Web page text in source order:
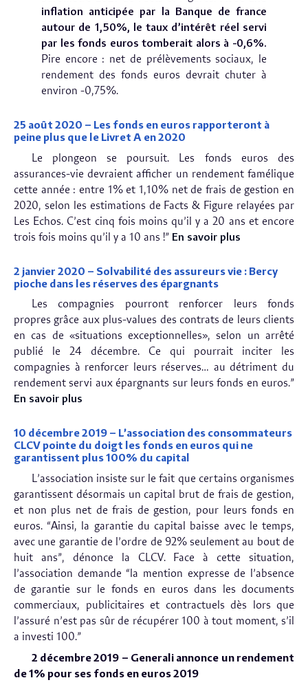
inflation anticipée par la Banque de france
autour de 1,50%, le taux d’intérêt réel servi
par les fonds euros tomberait alors à -0,6%.
Pire encore : net de prélèvements sociaux, le
rendement des fonds euros devrait chuter à
environ -0,75%.
25 août 2020 – Les fonds en euros rapporteront à
peine plus que le Livret A en 2020
Le plongeon se poursuit. Les fonds euros des
assurances-vie devraient afficher un rendement famélique
cette année : entre 1% et 1,10% net de frais de gestion en
2020, selon les estimations de Facts & Figure relayées par
Les Echos. C’est cinq fois moins qu’il y a 20 ans et encore
trois fois moins qu’il y a 10 ans !” En savoir plus
2 janvier 2020 – Solvabilité des assureurs vie : Bercy
pioche dans les réserves des épargnants
Les compagnies pourront renforcer leurs fonds
propres grâce aux plus-values des contrats de leurs clients
en cas de «situations exceptionnelles», selon un arrêté
publié le 24 décembre. Ce qui pourrait inciter les
compagnies à renforcer leurs réserves… au détriment du
rendement servi aux épargnants sur leurs fonds en euros.”
En savoir plus
10 décembre 2019 – L’association des consommateurs
CLCV pointe du doigt les fonds en euros qui ne
garantissent plus 100% du capital
L’association insiste sur le fait que certains organismes
garantissent désormais un capital brut de frais de gestion,
et non plus net de frais de gestion, pour leurs fonds en
euros. “Ainsi, la garantie du capital baisse avec le temps,
avec une garantie de l’ordre de 92% seulement au bout de
huit ans”, dénonce la CLCV. Face à cette situation,
l’association demande “la mention expresse de l’absence
de garantie sur le fonds en euros dans les documents
commerciaux, publicitaires et contractuels dès lors que
l’assuré n’est pas sûr de récupérer 100 à tout moment, s’il
a investi 100.”
2 décembre 2019 – Generali annonce un rendement
de 1% pour ses fonds en euros 2019